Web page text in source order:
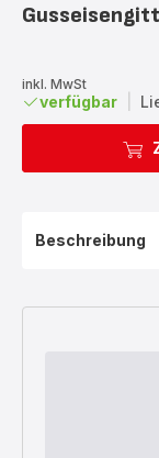
inkl. MwSt
verfügbar
Beschreibung